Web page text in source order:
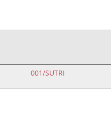
001/SUTRI